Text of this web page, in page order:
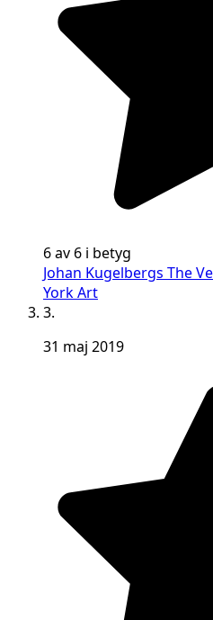
6 av 6 i betyg
Johan Kugelbergs The
York Art
3.
31 maj 2019